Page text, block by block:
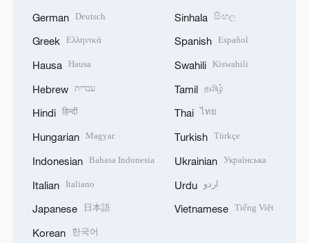
German Deutsch
Greek Ελληνικά
Hausa Hausa
Hebrew עברית
Hindi हिन्दी
Hungarian Magyar
Indonesian Bahasa Indonesia
Italian Italiano
Japanese 日本語
Korean 한국어
Sinhala සිංහල
Spanish Español
Swahili Kiswahili
Tamil தமிழ்
Thai ไทย
Turkish Türkçe
Ukrainian Українська
Urdu اردو
Vietnamese Tiếng Việt